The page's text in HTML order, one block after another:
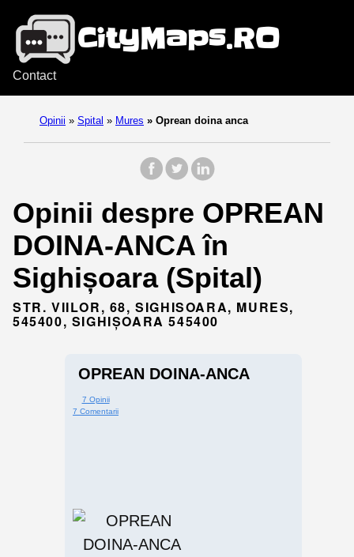
Contact
Opinii » Spital » Mures » Oprean doina anca
Opinii despre OPREAN
DOINA-ANCA în
Sighișoara (Spital)
STR. VIILOR, 68, SIGHISOARA, MURES,
545400, SIGHIȘOARA 545400
OPREAN DOINA-ANCA
7 Opinii
7 Comentarii